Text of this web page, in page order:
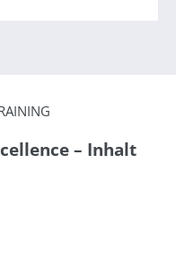
– Inhalt